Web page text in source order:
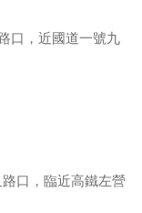
口，近國道一號九
口，臨近高鐵左營